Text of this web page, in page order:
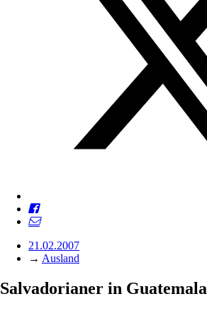
21.02.2007
→ Ausland
Salvadorianer in